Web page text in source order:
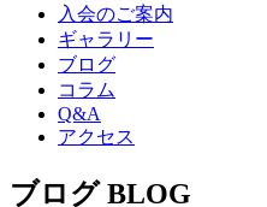
入会のご案内
ギャラリー
ブログ
コラム
Q&A
アクセス
ブログ BLOG